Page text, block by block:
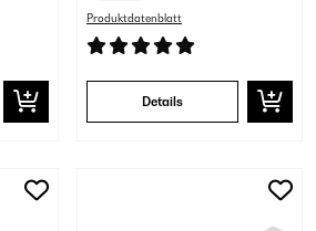
Produktdatenblatt
Details